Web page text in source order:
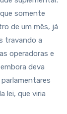
somente
de um mês, já
travando a
operadoras e
deva
lei, que viria